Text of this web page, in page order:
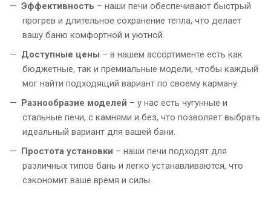
Эффективность – наши печи обеспечивают быстрый
прогрев и длительное сохранение тепла, что делает
вашу баню комфортной и уютной.
Доступные цены – в нашем ассортименте есть как
бюджетные, так и премиальные модели, чтобы каждый
мог найти подходящий вариант по своему карману.
Разнообразие моделей – у нас есть чугунные и
стальные печи, с камнями и без, что позволяет выбрать
идеальный вариант для вашей бани.
Простота установки – наши печи подходят для
различных типов бань и легко устанавливаются, что
сэкономит ваше время и силы.